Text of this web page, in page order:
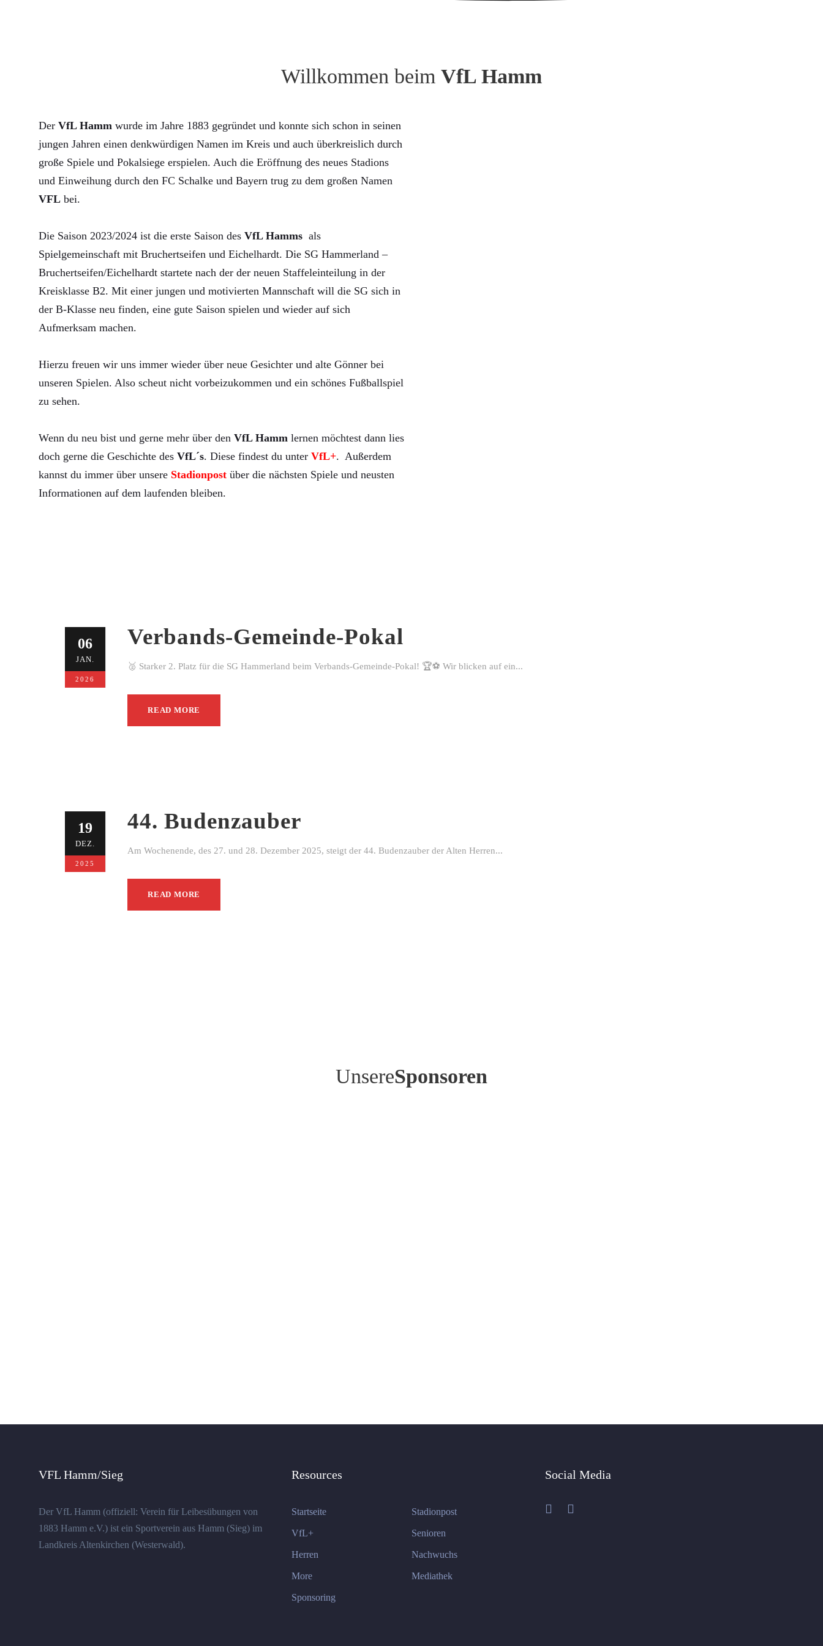
Willkommen beim VfL Hamm
Der VfL Hamm wurde im Jahre 1883 gegründet und konnte sich schon in seinen
jungen Jahren einen denkwürdigen Namen im Kreis und auch überkreislich durch
große Spiele und Pokalsiege erspielen. Auch die Eröffnung des neues Stadions
und Einweihung durch den FC Schalke und Bayern trug zu dem großen Namen
VFL bei.
Die Saison 2023/2024 ist die erste Saison des VfL Hamms als
Spielgemeinschaft mit Bruchertseifen und Eichelhardt. Die SG Hammerland –
Bruchertseifen/Eichelhardt startete nach der der neuen Staffeleinteilung in der
Kreisklasse B2. Mit einer jungen und motivierten Mannschaft will die SG sich in
der B-Klasse neu finden, eine gute Saison spielen und wieder auf sich
Aufmerksam machen.
Hierzu freuen wir uns immer wieder über neue Gesichter und alte Gönner bei
unseren Spielen. Also scheut nicht vorbeizukommen und ein schönes Fußballspiel
zu sehen.
Wenn du neu bist und gerne mehr über den VfL Hamm lernen möchtest dann lies
doch gerne die Geschichte des VfL´s. Diese findest du unter VfL+. Außerdem
kannst du immer über unsere Stadionpost über die nächsten Spiele und neusten
Informationen auf dem laufenden bleiben.
06
JAN.
2026
Verbands-Gemeinde-Pokal
🥈 Starker 2. Platz für die SG Hammerland beim Verbands-Gemeinde-Pokal! 🏆⚽ Wir blicken auf ein...
READ MORE
19
DEZ.
2025
44. Budenzauber
Am Wochenende, des 27. und 28. Dezember 2025, steigt der 44. Budenzauber der Alten Herren...
READ MORE
UnsereSponsoren
VFL Hamm/Sieg
Der VfL Hamm (offiziell: Verein für Leibesübungen von
1883 Hamm e.V.) ist ein Sportverein aus Hamm (Sieg) im
Landkreis Altenkirchen (Westerwald).
Resources
Startseite Stadionpost
VfL+ Senioren
Herren Nachwuchs
More Mediathek
Sponsoring
Social Media